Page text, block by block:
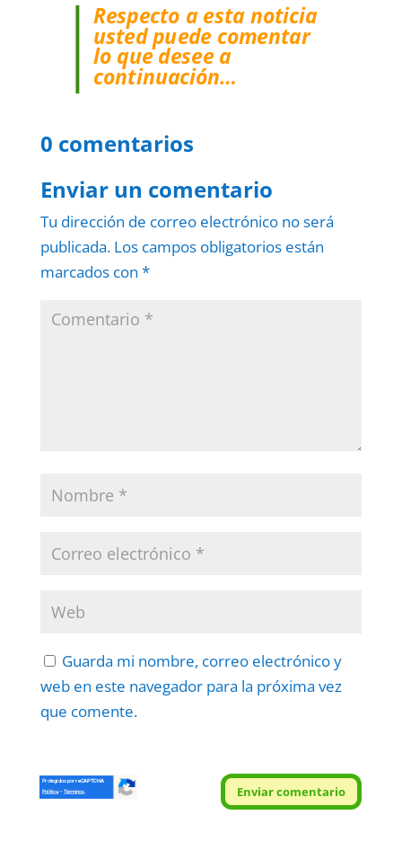
Respecto a esta noticia
usted puede comentar
lo que desee a
continuación…
0 comentarios
Enviar un comentario
Tu dirección de correo electrónico no será
publicada. Los campos obligatorios están
marcados con *
Guarda mi nombre, correo electrónico y
web en este navegador para la próxima vez
que comente.
Enviar comentario
Protegidos porreCAPTCHA
Politica–Términos